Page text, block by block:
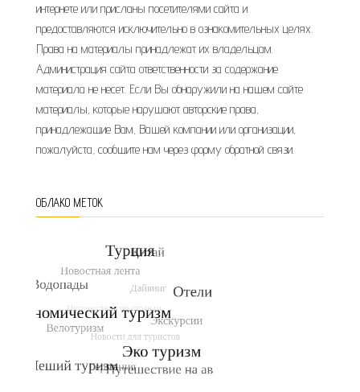
интернете или присланы посетителями сайта и
предоставляются исключительно в ознакомительных целях.
Права на материалы принадлежат их владельцам.
Администрация сайта ответственности за содержание
материала не несет. Если Вы обнаружили на нашем сайте
материалы, которые нарушают авторские права,
принадлежащие Вам, Вашей компании или организации,
пожалуйста, сообщите нам через форму обратной связи.
ОБЛАКО МЕТОК